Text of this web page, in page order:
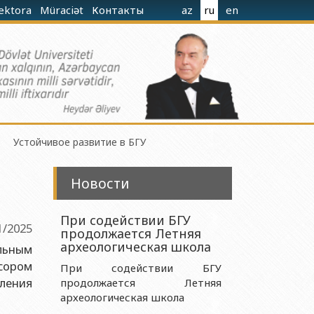
Müraciət Контакты az ru en
при Министерстве Науки и Образования
Азербайджанской Республики
и Образования Азербайджанской Республики
Устойчивое развитие в БГУ
2025
Новости
При содействии БГУ
продолжается Летняя
археологическая школа
При содействии БГУ
продолжается Летняя
археологическая школа